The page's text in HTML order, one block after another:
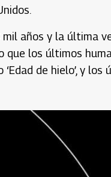
años y la última
los últimos
de hielo’, y